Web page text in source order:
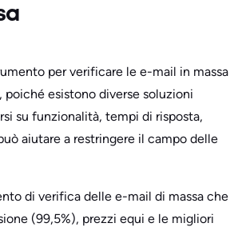
per verificare le e-mail in massa
esistono diverse soluzioni
su funzionalità, tempi di risposta,
aiutare a restringere il campo delle
di verifica delle e-mail di massa che
(99,5%), prezzi equi e le migliori